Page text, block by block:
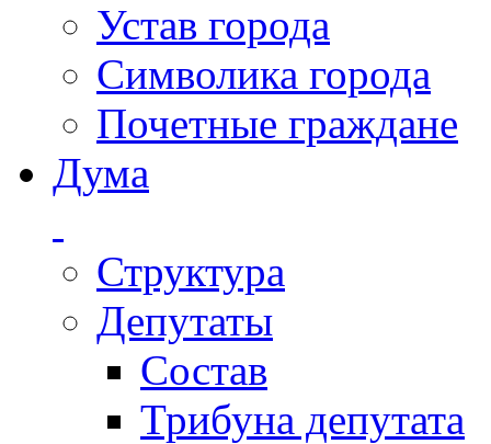
Устав города
Символика города
Почетные граждане
Дума
Структура
Депутаты
Состав
Трибуна депутата